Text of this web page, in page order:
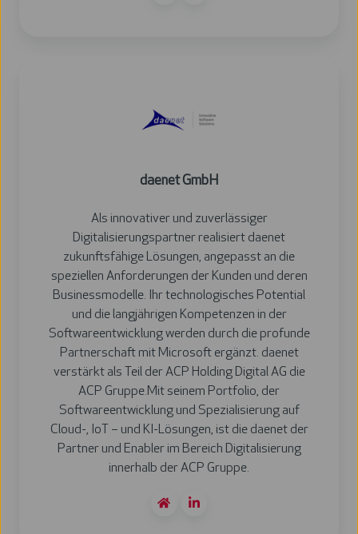
daenet GmbH
Als innovativer und zuverlässiger
Digitalisierungspartner realisiert daenet
zukunftsfähige Lösungen, angepasst an die
speziellen Anforderungen der Kunden und deren
Businessmodelle. Ihr technologisches Potential
und die langjährigen Kompetenzen in der
Softwareentwicklung werden durch die profunde
Partnerschaft mit Microsoft ergänzt. daenet
verstärkt als Teil der ACP Holding Digital AG die
ACP Gruppe.Mit seinem Portfolio, der
Softwareentwicklung und Spezialisierung auf
Cloud-, IoT – und KI-Lösungen, ist die daenet der
Partner und Enabler im Bereich Digitalisierung
innerhalb der ACP Gruppe.